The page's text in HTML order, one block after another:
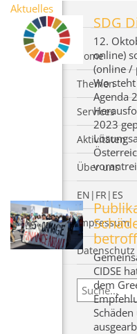
Home
Themen
Services
Aktivitäten
Über uns
EN|FR|ES
Impressum
Datenschutz
Aktuelles
SDG
12.
online)
(online /
Wo
Agenda
2023
CIDSE
dem